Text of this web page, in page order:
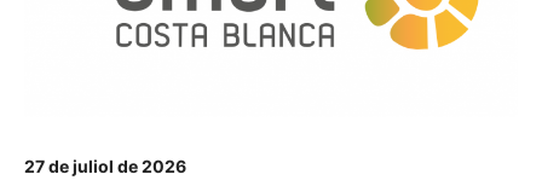
27 de juliol de 2026